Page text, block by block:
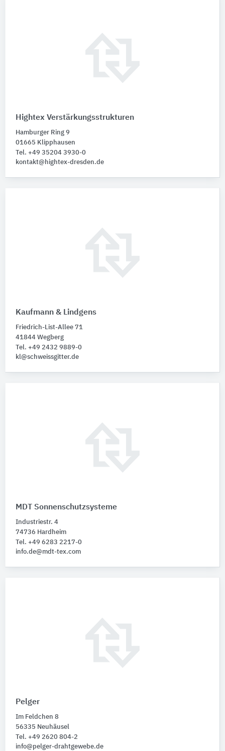
Hightex Verstärkungsstrukturen
Hamburger Ring 9
01665 Klipphausen
Tel. +49 35204 3930-0
kontakt@hightex-dresden.de
Kaufmann & Lindgens
Friedrich-List-Allee 71
41844 Wegberg
Tel. +49 2432 9889-0
kl@schweissgitter.de
MDT Sonnenschutzsysteme
Industriestr. 4
74736 Hardheim
Tel. +49 6283 2217-0
info.de@mdt-tex.com
Pelger
Im Feldchen 8
56335 Neuhäusel
Tel. +49 2620 804-2
info@pelger-drahtgewebe.de